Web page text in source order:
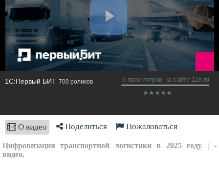
1С:Первый БИТ 709 роликов 8 просмотров на сайте 12n.ru
О видео Поделиться Пожаловаться
Цифровизация транспортной логистики в 2025 году | -
видео.